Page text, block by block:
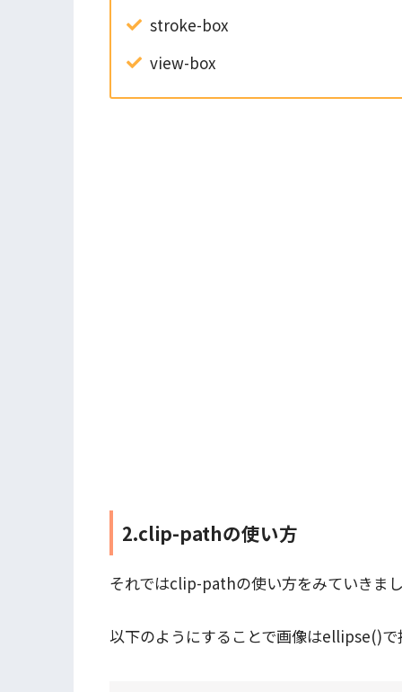
stroke-box
view-box
2.clip-pathの使い方
それではclip-pathの使い方をみていきま
以下のようにすることで画像はellipse()